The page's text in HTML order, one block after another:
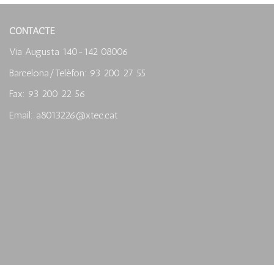
CONTACTE
Via Augusta 140-142 08006
Barcelona/Telèfon: 93 200 27 55
Fax: 93 200 22 56
Email: a8013226@xtec.cat